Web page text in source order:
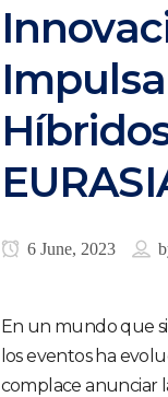
6 June, 2023
En un mundo que
los eventos ha
complace anunciar